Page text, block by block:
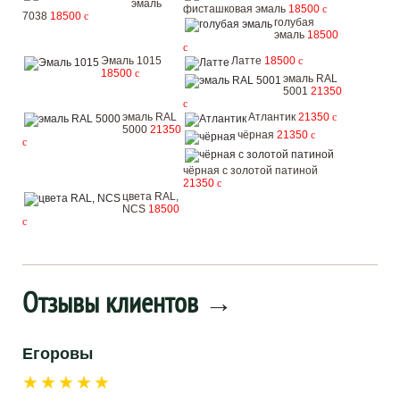
эмаль
7038 18500 c
фисташковая эмаль 18500 c
голубая
эмаль 18500
c
Эмаль 1015
18500 c
Латте 18500 c
эмаль RAL
5001 21350
c
эмаль RAL
5000 21350
c
Атлантик 21350 c
чёрная 21350 c
чёрная с золотой патиной
21350 c
цвета RAL,
NCS 18500
c
Отзывы клиентов →
Егоровы
★★★★★